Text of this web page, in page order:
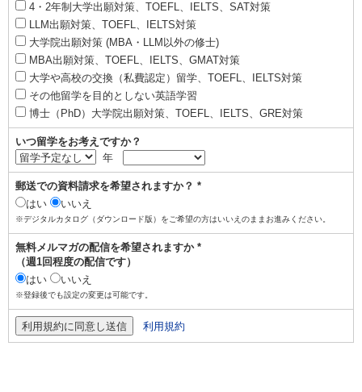
4・2年制大学出願対策、TOEFL、IELTS、SAT対策
LLM出願対策、TOEFL、IELTS対策
大学院出願対策 (MBA・LLM以外の修士)
MBA出願対策、TOEFL、IELTS、GMAT対策
大学や高校の交換（私費認定）留学、TOEFL、IELTS対策
その他留学を目的としない英語学習
博士（PhD）大学院出願対策、TOEFL、IELTS、GRE対策
いつ留学をお考えですか？
年
郵送での資料請求を希望されますか？ *
はい
いいえ
※デジタルカタログ（ダウンロード版）をご希望の方はいいえのままお進みください。
無料メルマガの配信を希望されますか *
（週1回程度の配信です）
はい
いいえ
※登録後でも設定の変更は可能です。
利用規約